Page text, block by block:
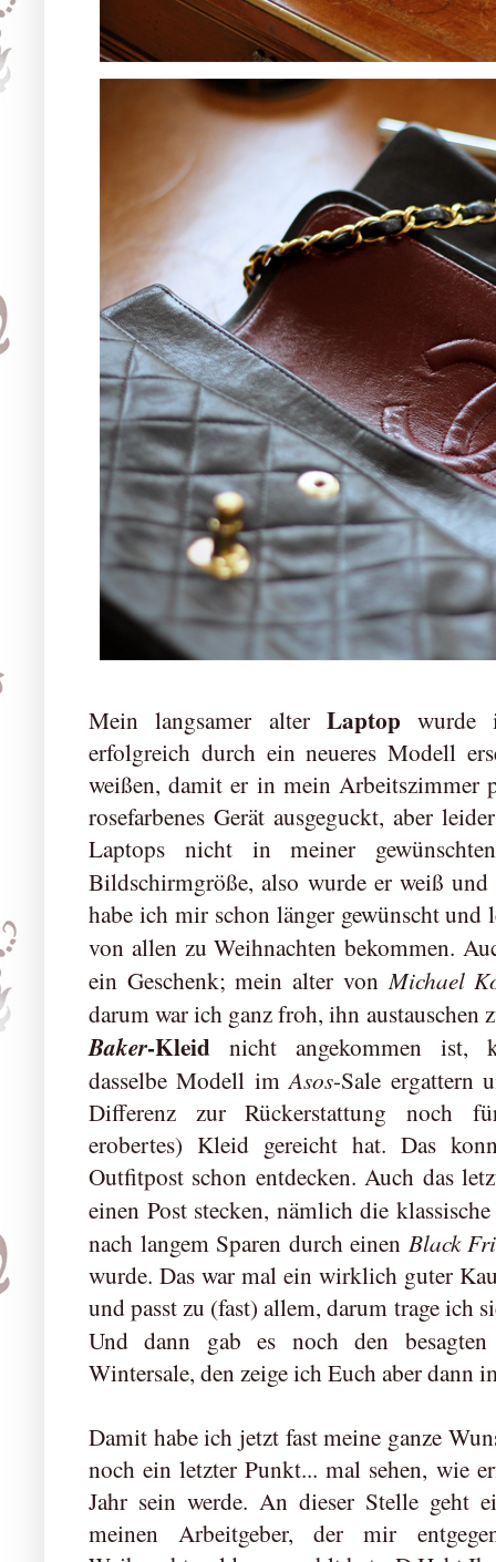
Mein langsamer alter Laptop wurde
erfolgreich durch ein neueres Modell
weißen, damit er in mein Arbeitszimmer
rosefarbenes Gerät ausgeguckt, aber
Laptops nicht in meiner gewünschten
Bildschirmgröße, also wurde er weiß
habe ich mir schon länger gewünscht und
von allen zu Weihnachten bekommen.
ein Geschenk; mein alter vonMichael
darum war ich ganz froh, ihn austauschen
Baker-Kleid nicht angekommen ist,
dasselbe Modell imAsos-Sale ergattern
Differenz zur Rückerstattung noch
erobertes) Kleid gereicht hat. Das
Outfitpost schon entdecken. Auch das
einen Post stecken, nämlich die klassische
nach langem Sparen durch einen Black
wurde. Das war mal ein wirklich guter
und passt zu (fast) allem, darum trage ich
Und dann gab es noch den
Wintersale, den zeige ich Euch aber dann
Damit habe ich jetzt fast meine ganze
noch ein letzter Punkt... mal sehen, wie
Jahr sein werde. An dieser Stelle geht
meinen Arbeitgeber, der mir